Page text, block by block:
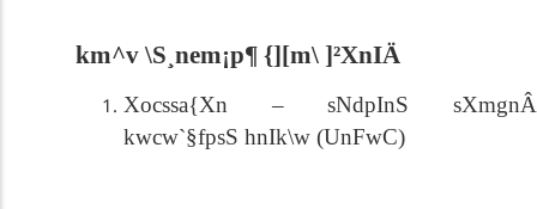
km^v \S¸nem¡p¶ {][m\ ]²XnIÄ
Xocssa{Xn–sNdpInS sXmgnÂ
kwcw`§fpsS hnIk\w (UnFwC)